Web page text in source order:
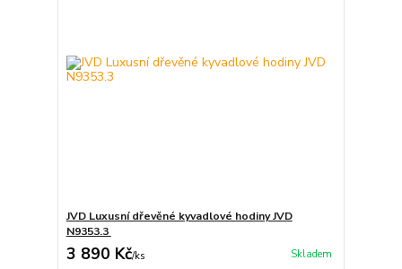
JVD Luxusní dřevěné kyvadlové hodiny JVD
N9353.3
3 890 Kč/ks Skladem